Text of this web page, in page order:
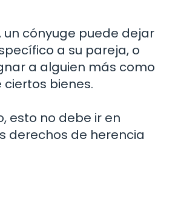
un cónyuge puede dejar
a su pareja, o
a alguien más como
bienes.
esto no debe ir en
derechos de herencia